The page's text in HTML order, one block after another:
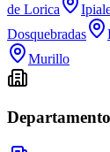
de Lorica
Dosquebradas
Murillo